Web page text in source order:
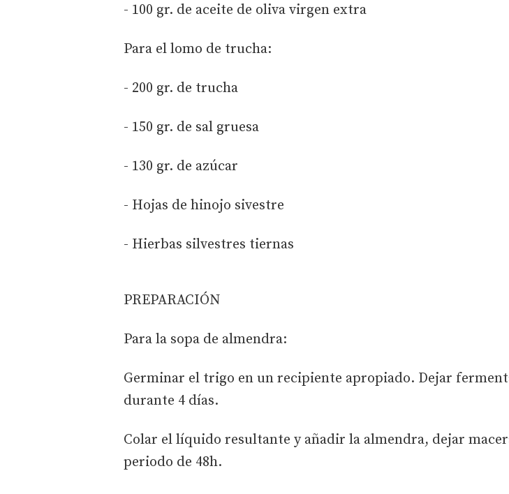
- 100 gr. de aceite de oliva virgen extra
Para el lomo de trucha:
- 200 gr. de trucha
- 150 gr. de sal gruesa
- 130 gr. de azúcar
- Hojas de hinojo sivestre
- Hierbas silvestres tiernas
PREPARACIÓN
Para la sopa de almendra:
Germinar el trigo en un recipiente apropiado. Dejar
durante 4 días.
Colar el líquido resultante y añadir la almendra, dejar
periodo de 48h.